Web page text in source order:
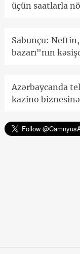
üçün saatlarla
Sabunçu:
bazarı"nın
Azərbaycanda
kazino biznesinə